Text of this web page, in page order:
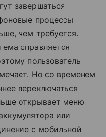
завершаться
процессы
чем требуется.
справляется
пользователь
Но со временем
переключаться
открывает меню,
или
с мобильной